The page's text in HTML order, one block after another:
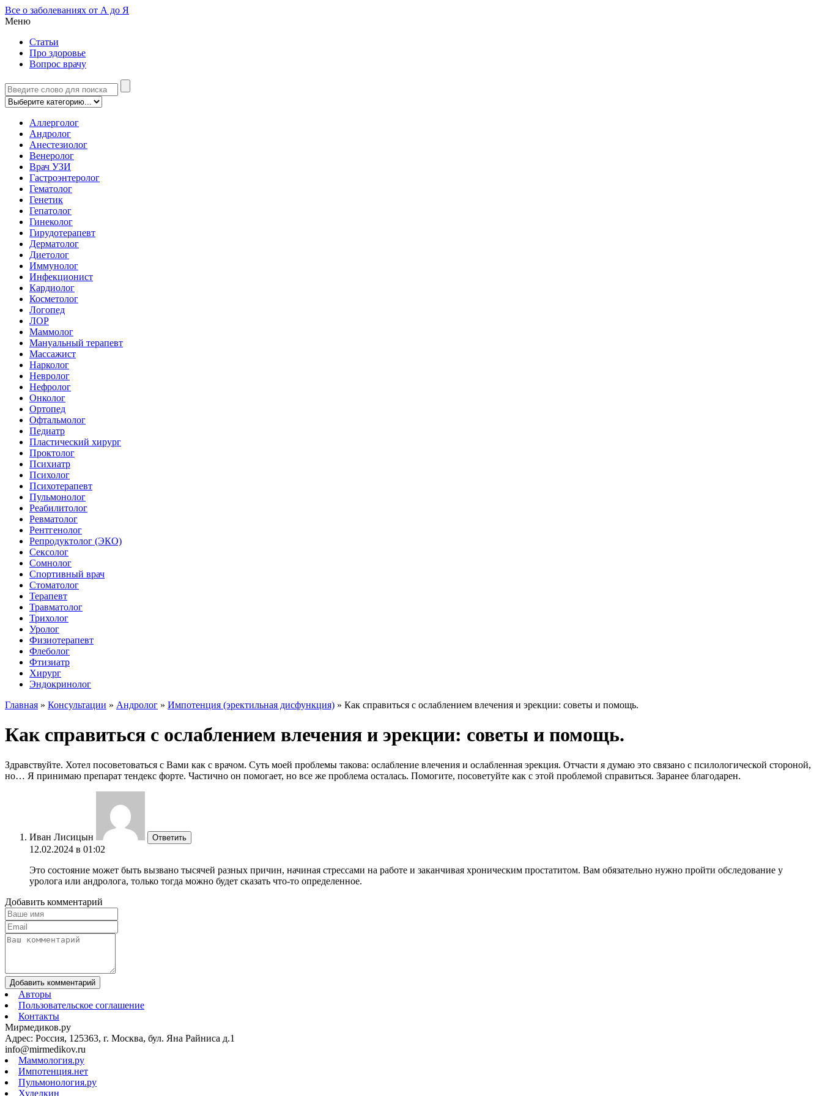
Все о заболеваниях от А до Я
Меню
Статьи
Про здоровье
Вопрос врачу
Аллерголог
Андролог
Анестезиолог
Венеролог
Врач УЗИ
Гастроэнтеролог
Гематолог
Генетик
Гепатолог
Гинеколог
Гирудотерапевт
Дерматолог
Диетолог
Иммунолог
Инфекционист
Кардиолог
Косметолог
Логопед
ЛОР
Маммолог
Мануальный терапевт
Массажист
Нарколог
Невролог
Нефролог
Онколог
Ортопед
Офтальмолог
Педиатр
Пластический хирург
Проктолог
Психиатр
Психолог
Психотерапевт
Пульмонолог
Реабилитолог
Ревматолог
Рентгенолог
Репродуктолог (ЭКО)
Сексолог
Сомнолог
Спортивный врач
Стоматолог
Терапевт
Травматолог
Трихолог
Уролог
Физиотерапевт
Флеболог
Фтизиатр
Хирург
Эндокринолог
Главная » Консультации » Андролог » Импотенция (эректильная дисфункция) » Как справиться с ослаблением влечения и эрекции: советы и помощь.
Как справиться с ослаблением влечения и эрекции: советы и помощь.
Здравствуйте. Хотел посоветоваться с Вами как с врачом. Суть моей проблемы такова: ослабление влечения и ослабленная эрекция. Отчасти я думаю это связано с псилологической стороной,
но… Я принимаю препарат тендекс форте. Частично он помогает, но все же проблема осталась. Помогите, посоветуйте как с этой проблемой справиться. Заранее благодарен.
Иван Лисицын Ответить
12.02.2024 в 01:02
Это состояние может быть вызвано тысячей разных причин, начиная стрессами на работе и заканчивая хроническим простатитом. Вам обязательно нужно пройти обследование у
уролога или андролога, только тогда можно будет сказать что-то определенное.
Добавить комментарий
Добавить комментарий
Авторы
Пользовательское соглашение
Контакты
Мирмедиков.ру
Адрес: Россия, 125363, г. Москва, бул. Яна Райниса д.1
info@mirmedikov.ru
Маммология.ру
Импотенция.нет
Пульмонология.ру
Худелкин